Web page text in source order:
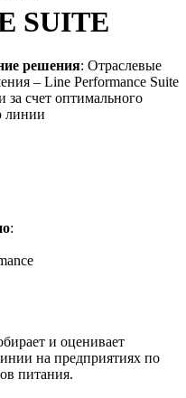
SUITE
решения: Отраслевые
– Line Performance Suite
счет оптимального
линии
:
и оценивает
на предприятиях по
питания.